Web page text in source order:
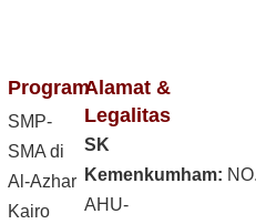
Program
SMP-
SMA di
Al-Azhar
Kairo
Alamat &
Legalitas
SK
Kemenkumham:
AHU-